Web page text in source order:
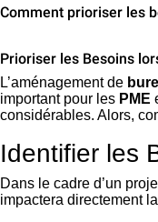
Comment prioriser les
Prioriser les Besoins
L’aménagement de
important pour les PME
considérables. Alors,
Identifier les
Dans le cadre d’un
impactera directement la